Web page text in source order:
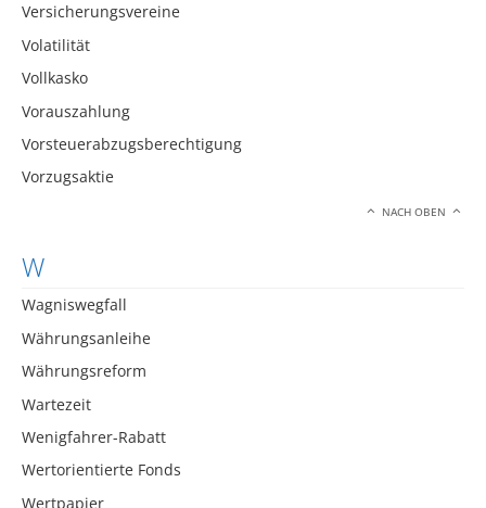
Versicherungsvereine
Volatilität
Vollkasko
Vorauszahlung
Vorsteuerabzugsberechtigung
Vorzugsaktie
NACH OBEN
W
Wagniswegfall
Währungsanleihe
Währungsreform
Wartezeit
Wenigfahrer-Rabatt
Wertorientierte Fonds
Wertpapier